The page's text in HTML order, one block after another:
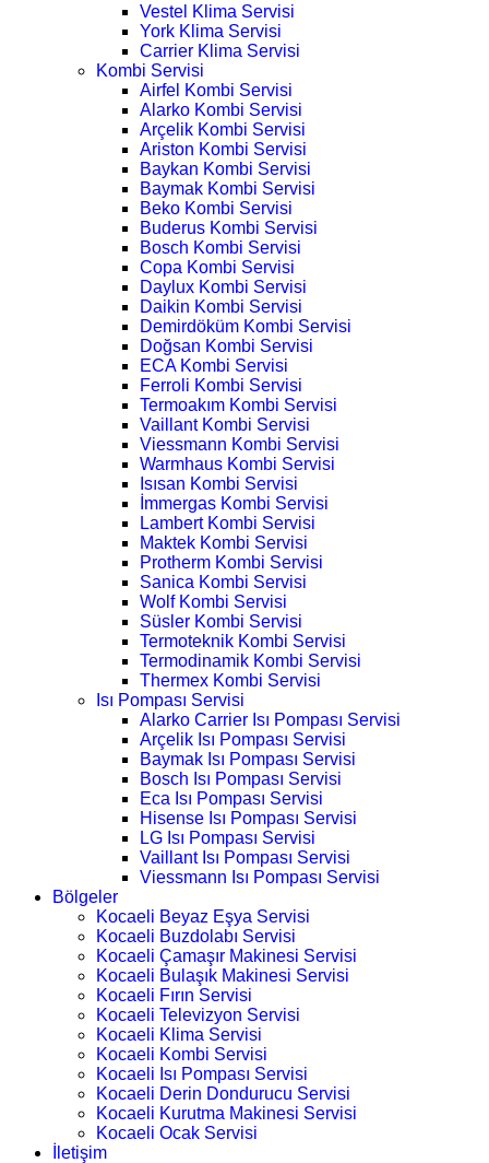
Vestel Klima Servisi
York Klima Servisi
Carrier Klima Servisi
Kombi Servisi
Airfel Kombi Servisi
Alarko Kombi Servisi
Arçelik Kombi Servisi
Ariston Kombi Servisi
Baykan Kombi Servisi
Baymak Kombi Servisi
Beko Kombi Servisi
Buderus Kombi Servisi
Bosch Kombi Servisi
Copa Kombi Servisi
Daylux Kombi Servisi
Daikin Kombi Servisi
Demirdöküm Kombi Servisi
Doğsan Kombi Servisi
ECA Kombi Servisi
Ferroli Kombi Servisi
Termoakım Kombi Servisi
Vaillant Kombi Servisi
Viessmann Kombi Servisi
Warmhaus Kombi Servisi
Isısan Kombi Servisi
İmmergas Kombi Servisi
Lambert Kombi Servisi
Maktek Kombi Servisi
Protherm Kombi Servisi
Sanica Kombi Servisi
Wolf Kombi Servisi
Süsler Kombi Servisi
Termoteknik Kombi Servisi
Termodinamik Kombi Servisi
Thermex Kombi Servisi
Isı Pompası Servisi
Alarko Carrier Isı Pompası Servisi
Arçelik Isı Pompası Servisi
Baymak Isı Pompası Servisi
Bosch Isı Pompası Servisi
Eca Isı Pompası Servisi
Hisense Isı Pompası Servisi
LG Isı Pompası Servisi
Vaillant Isı Pompası Servisi
Viessmann Isı Pompası Servisi
Bölgeler
Kocaeli Beyaz Eşya Servisi
Kocaeli Buzdolabı Servisi
Kocaeli Çamaşır Makinesi Servisi
Kocaeli Bulaşık Makinesi Servisi
Kocaeli Fırın Servisi
Kocaeli Televizyon Servisi
Kocaeli Klima Servisi
Kocaeli Kombi Servisi
Kocaeli Isı Pompası Servisi
Kocaeli Derin Dondurucu Servisi
Kocaeli Kurutma Makinesi Servisi
Kocaeli Ocak Servisi
İletişim